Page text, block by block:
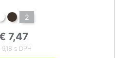
2
7,47
s DPH